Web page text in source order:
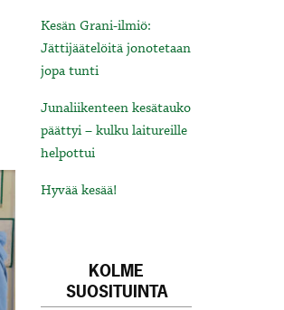
Kesän Grani-ilmiö:
Jättijäätelöitä jonotetaan
jopa tunti
Junaliikenteen kesätauko
päättyi – kulku laitureille
helpottui
Hyvää kesää!
KOLME
SUOSITUINTA